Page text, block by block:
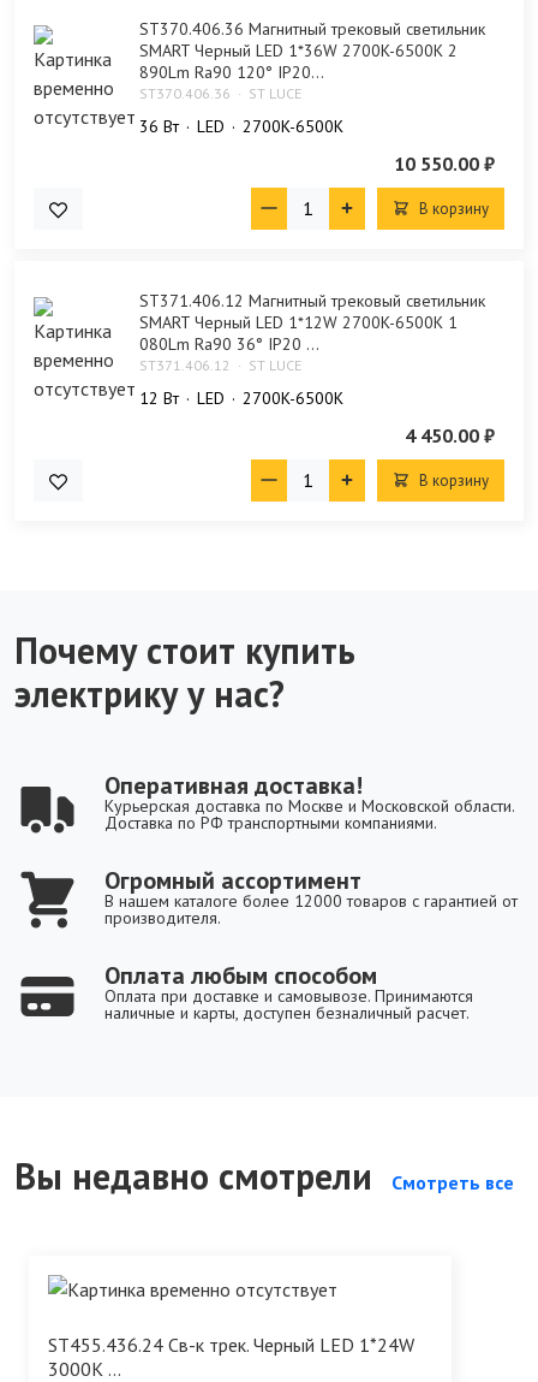
ST370.406.36 Магнитный трековый светильник
SMART Черный LED 1*36W 2700K-6500K 2
890Lm Ra90 120° IP20...
ST370.406.36 ST LUCE
36 Bт LED 2700K-6500K
10 550.00 ₽
В корзину
ST371.406.12 Магнитный трековый светильник
SMART Черный LED 1*12W 2700K-6500K 1
080Lm Ra90 36° IP20 ...
ST371.406.12 ST LUCE
12 Bт LED 2700K-6500K
4 450.00 ₽
В корзину
Почему стоит купить
электрику у нас?
Оперативная доставка!
Курьерская доставка по Москве и Московской области.
Доставка по РФ транспортными компаниями.
Огромный ассортимент
В нашем каталоге более 12000 товаров с гарантией от
производителя.
Оплата любым способом
Оплата при доставке и самовывозе. Принимаются
наличные и карты, доступен безналичный расчет.
Вы недавно смотрели Смотреть все
ST455.436.24 Св-к трек. Черный LED 1*24W
3000K ...